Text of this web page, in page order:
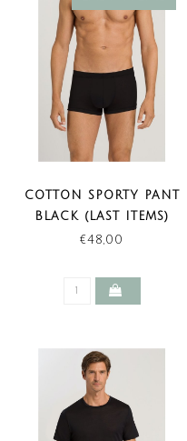
COTTON SPORTY PANT
BLACK (LAST ITEMS)
€48,00